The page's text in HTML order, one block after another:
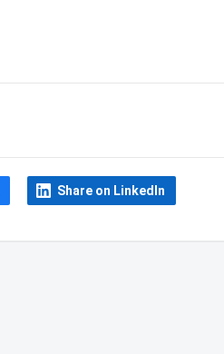
Share on LinkedIn